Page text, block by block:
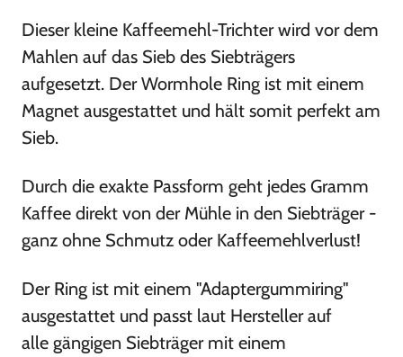
Dieser kleine Kaffeemehl-Trichter wird vor dem
Mahlen auf das Sieb des Siebträgers
aufgesetzt. Der Wormhole Ring ist mit einem
Magnet ausgestattet und hält somit perfekt am
Sieb.
Durch die exakte Passform geht jedes Gramm
Kaffee direkt von der Mühle in den Siebträger -
ganz ohne Schmutz oder Kaffeemehlverlust!
Der Ring ist mit einem "Adaptergummiring"
ausgestattet und passt laut Hersteller auf
alle gängigen Siebträger mit einem